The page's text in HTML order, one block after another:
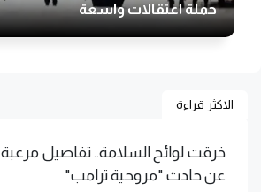
حملة اعتقالات واسعة
الاكثر قراءة
خرقت لوائح السلامة.. تفاصيل مرعبة
عن حادث "مروحية ترامب"